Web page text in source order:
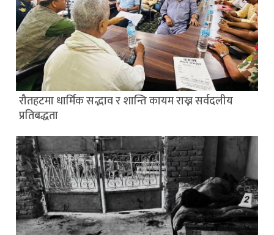
रौतहटमा धार्मिक सद्भाव र शान्ति कायम राख्न सर्वदलीय
प्रतिबद्धता